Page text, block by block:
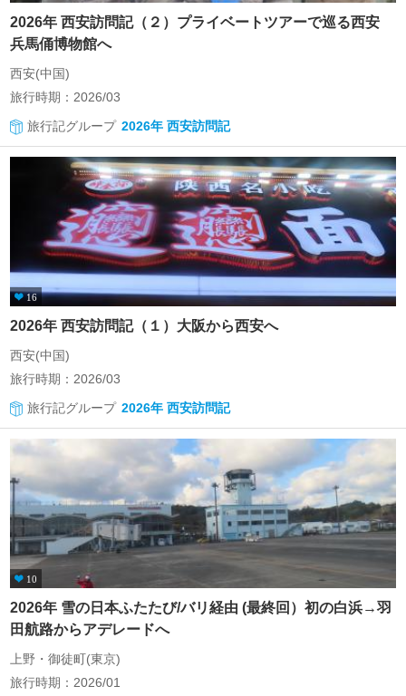
2026年 西安訪問記（２）プライベートツアーで巡る西安
兵馬俑博物館へ
西安(中国)
旅行時期：2026/03
旅行記グループ 2026年 西安訪問記
16
2026年 西安訪問記（１）大阪から西安へ
西安(中国)
旅行時期：2026/03
旅行記グループ 2026年 西安訪問記
10
2026年 雪の日本ふたたび/バリ経由 (最終回）初の白浜→羽
田航路からアデレードへ
上野・御徒町(東京)
旅行時期：2026/01